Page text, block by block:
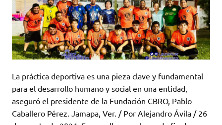
La práctica deportiva es una pieza clave y fundamental
para el desarrollo humano y social en una entidad,
aseguró el presidente de la Fundación CBRO, Pablo
Caballero Pérez. Jamapa, Ver. / Por Alejandro Ávila / 26